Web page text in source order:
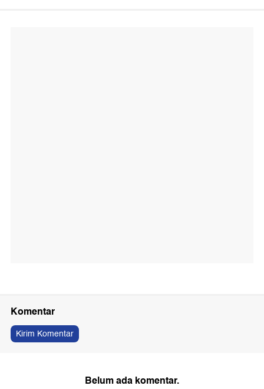
Komentar
Kirim Komentar
Belum ada komentar.